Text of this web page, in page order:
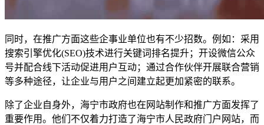
同时，在推广方面这些企事业单位也有不少招数。例如：采用
搜索引擎优化(SEO)技术进行关键词排名提升；开设微信公众
号并配合线下活动促进用户互动；通过合作伙伴开展联合营销
等多种途径，让企业与用户之间建立起更加紧密的联系。
除了企业自身外，海宁市政府也在网站制作和推广方面发挥了
重要作用。他们不仅着力打造了海宁市人民政府门户网站，而